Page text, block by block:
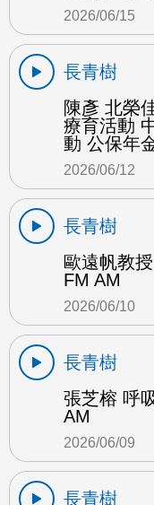
2026/06/15
長青樹
陳彥 北榮
療育活動
動 公保年
2026/06/12
長青樹
歐遠帆教
FM AM
2026/06/10
長青樹
張芝榕 呼
AM
2026/06/09
長青樹